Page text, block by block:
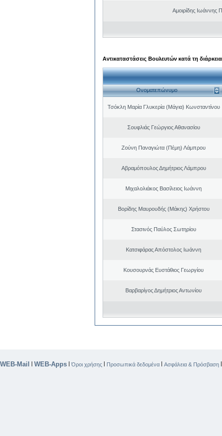
Αμοιρίδης Ιωάννης
Αντικαταστάσεις Βουλευτών κατά τη
Ονοματεπώνυμο
Τσόκλη Μαρία Γλυκερία (Μάγια) Κωνσταντίνου
Σουφλιάς Γεώργιος Αθανασίου
Ζούνη Παναγιώτα (Πέμη) Λάμπρου
Αβραμόπουλος Δημήτριος Λάμπρου
Μιχαλολιάκος Βασίλειος Ιωάννη
Βορίδης Μαυρουδής (Μάκης) Χρήστου
Στασινός Παύλος Σωτηρίου
Κατσιφάρας Απόστολος Ιωάννη
Κουσουρνάς Ευστάθιος Γεωργίου
Βαρβαρίγος Δημήτριος Αντωνίου
WEB-Mail | WEB-Apps |Όροι χρήσης | Προσωπικά δεδομένα | Ασφάλεια & Πρόσβαση